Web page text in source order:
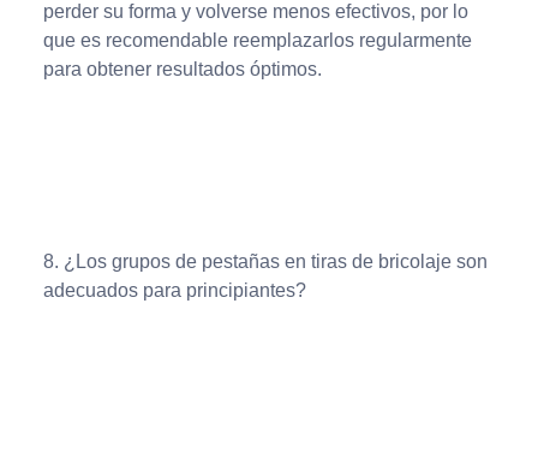
perder su forma y volverse menos efectivos, por lo
que es recomendable reemplazarlos regularmente
para obtener resultados óptimos.
8. ¿Los grupos de pestañas en tiras de bricolaje son
adecuados para principiantes?